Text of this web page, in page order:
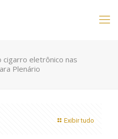
cigarro eletrônico nas
Plenário
Exibir tudo